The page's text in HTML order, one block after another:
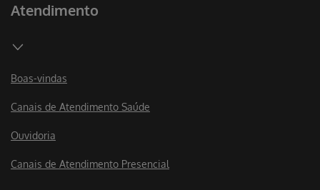
Atendimento
Boas-vindas
Canais de Atendimento Saúde
Ouvidoria
Canais de Atendimento Presencial